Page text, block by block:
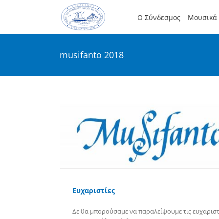
Ο Σύνδεσμος Μουσικά
musifanto 2018
Ευχαριστίες
Δε θα μπορούσαμε να παραλείψουμε τις